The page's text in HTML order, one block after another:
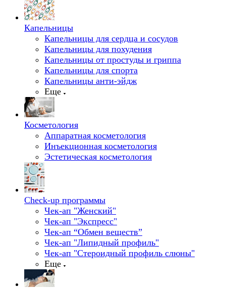
Капельницы
Капельницы для сердца и сосудов
Капельницы для похудения
Капельницы от простуды и гриппа
Капельницы для спорта
Капельницы анти-эйдж
Еще
Косметология
Аппаратная косметология
Инъекционная косметология
Эстетическая косметология
Check-up программы
Чек-ап "Женский"
Чек-ап "Экспресс"
Чек-ап “Обмен веществ”
Чек-ап "Липидный профиль"
Чек-ап "Стероидный профиль слюны"
Еще